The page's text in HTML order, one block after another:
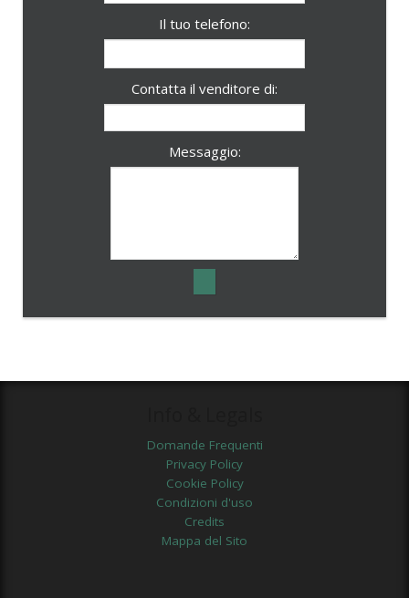
Il tuo telefono:
Contatta il venditore di:
Messaggio:
Domande Frequenti
Privacy Policy
Cookie Policy
Condizioni d'uso
Credits
Mappa del Sito